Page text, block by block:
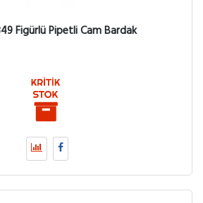
Figürlü Pipetli Cam Bardak